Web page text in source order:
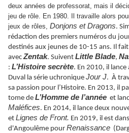
deux années de professorat, mais il
jeu de rôle. En 1980. Il travaille alors
jeux de rôles, Donjons et Dragons.
rédaction des premiers numéros du
destinés aux jeunes de 10-15 ans. Il
avecZentak. Suivent Little Blade,
: L’Histoire secrète. En 2010, il lance
Duval la série uchronique Jour J. À
sa passion pour l’Histoire. En 2013, il
tome de L’Homme de l’année et
Maléfices. En 2014, il lance deux
et Lignes de Front. En 2019, il est
d'Angoulême pour Renaissance